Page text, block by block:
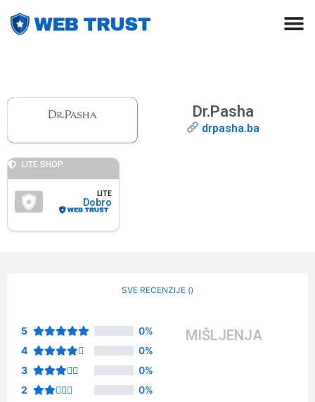
Dr.Pasha
drpasha.ba
LITE SHOP
LITE
Dobro
SVE RECENZIJE ()
5
0%
4
0%
3
0%
2
0%
MIŠLJENJA